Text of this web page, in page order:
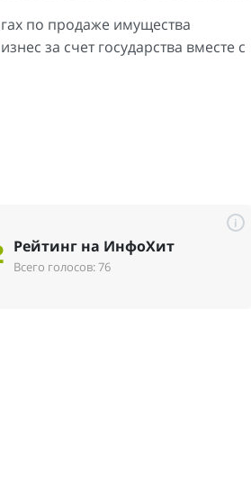
по продаже имущества
за счет государства вместе с
Рейтинг на ИнфоХит
Всего голосов: 76
i